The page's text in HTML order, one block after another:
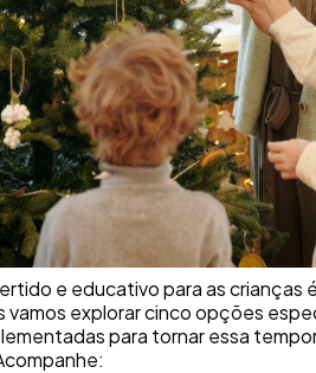
e educativo para as crianças
explorar cinco opções
para tornar essa